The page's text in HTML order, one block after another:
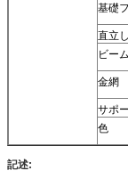
基礎
直立
ビーム
金網
サポ
色
記述: